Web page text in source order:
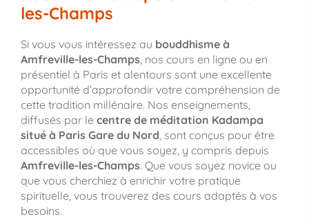
les-Champs
Si vous vous intéressez au bouddhisme à
Amfreville-les-Champs, nos cours en ligne ou en
présentiel à Paris et alentours sont une excellente
opportunité d’approfondir votre compréhension de
cette tradition millénaire. Nos enseignements,
diffusés par le centre de méditation Kadampa
situé à Paris Gare du Nord, sont conçus pour être
accessibles où que vous soyez, y compris depuis
Amfreville-les-Champs. Que vous soyez novice ou
que vous cherchiez à enrichir votre pratique
spirituelle, vous trouverez des cours adaptés à vos
besoins.